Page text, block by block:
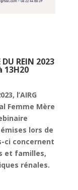
DU REIN 2023
13H20
l’AIRG
Femme Mère
lors de
ci concernent
et familles,
rénales.